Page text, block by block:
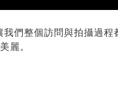
們整個訪問與拍攝過
麗。